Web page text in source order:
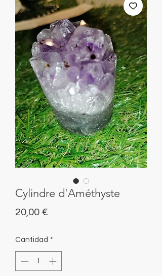
Cylindre d'Améthyste
20,00 €Precio
Cantidad *